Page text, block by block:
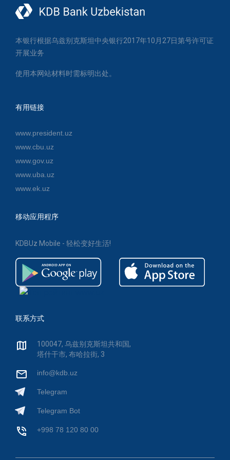
本银行根据乌兹别克斯坦中央银行2017年10月27日第号许可证
开展业务
使用本网站材料时需标明出处。
有用链接
www.president.uz
www.cbu.uz
www.gov.uz
www.uba.uz
www.ek.uz
移动应用程序
KDBUz Mobile - 轻松变好生活!
联系方式
100047, 乌兹别克斯坦共和国,
塔什干市, 布哈拉街, 3
info@kdb.uz
Telegram
Telegram Bot
+998 78 120 80 00